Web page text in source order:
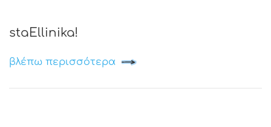
staEllinika!
βλέπω περισσότερα